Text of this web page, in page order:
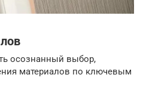
осознанный выбор,
материалов по ключевым